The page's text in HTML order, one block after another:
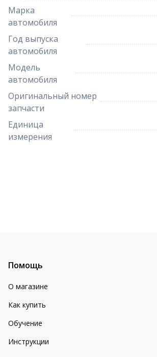
Марка
автомобиля
Год выпуска
автомобиля
Модель
автомобиля
Оригинальный номер
запчасти
Единица
измерения
Помощь
О магазине
Как купить
Обучение
Инструкции